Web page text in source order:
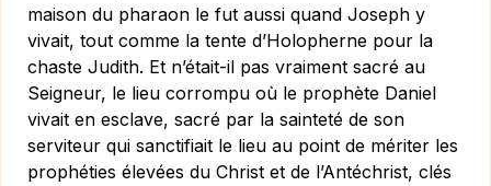
maison du pharaon le fut aussi quand Joseph y
vivait, tout comme la tente d’Holopherne pour la
chaste Judith. Et n’était-il pas vraiment sacré au
Seigneur, le lieu corrompu où le prophète Daniel
vivait en esclave, sacré par la sainteté de son
serviteur qui sanctifiait le lieu au point de mériter les
prophéties élevées du Christ et de l’Antéchrist, clés